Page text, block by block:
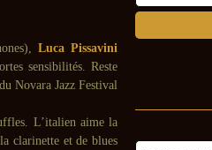
Luca Pissavini
sensibilités. Reste
Novara Jazz Festival
L’italien aime la
clarinette et de blues